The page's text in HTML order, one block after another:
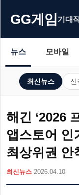
GG게임기대
뉴스 모바일
최신뉴스 신
해긴 ‘2026
앱스토어 인
최상위권 안
최신뉴스 2026.04.10